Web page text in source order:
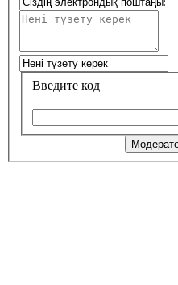
Введите код